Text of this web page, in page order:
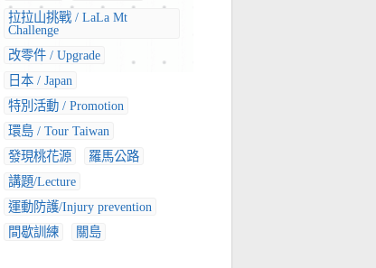
拉拉山挑戰 / LaLa Mt
Challenge
改零件 / Upgrade
日本 / Japan
特別活動 / Promotion
環島 / Tour Taiwan
發現桃花源
羅馬公路
講題/Lecture
運動防護/Injury prevention
間歇訓練
關島